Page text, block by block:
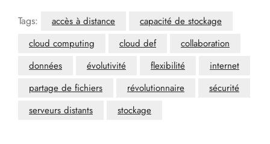
Tags: accès à distance
capacité de stockage
cloud computing
cloud def
collaboration
données
évolutivité flexibilité
internet
partage de fichiers
révolutionnaire
sécurité
serveurs distants
stockage